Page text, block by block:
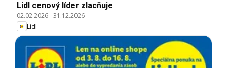
Lidl cenový líder zlacňuje
02.02.2026-31.12.2026
Lidl